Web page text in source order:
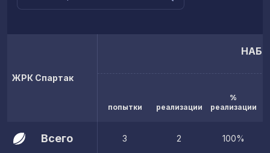
ЖРК Спартак
попытки реализации
%
реализации
Всего 3 2 100%